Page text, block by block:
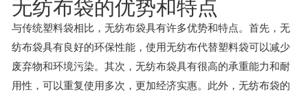
无纺布袋的优势和特点
与传统塑料袋相比，无纺布袋具有许多优势和特点。首先，无
纺布袋具有良好的环保性能，使用无纺布代替塑料袋可以减少
废弃物和环境污染。其次，无纺布袋具有很高的承重能力和耐
用性，可以重复使用多次，更加经济实惠。此外，无纺布袋的